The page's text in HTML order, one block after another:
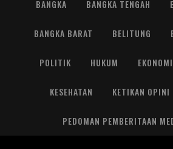
BANGKA BANGKA TENGAH
BANGKA BARAT BELITUNG
POLITIK HUKUM EKONOMI
KESEHATAN KETIKAN OPINI
PEDOMAN PEMBERITAAN